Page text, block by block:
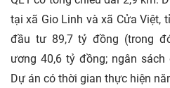
tại xã Gio Linh và xã Cửa Việt,
đầu tư 89,7 tỷ đồng (trong
ương 40,6 tỷ đồng; ngân
Dự án có thời gian thực hiện